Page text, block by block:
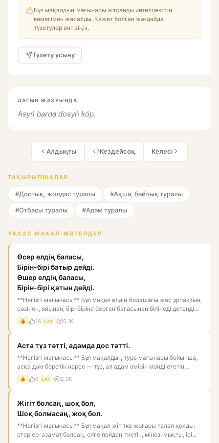
Бұл мақалдың мағынасы жасанды интеллекттің
көмегімен жасалды. Қажет болған жағдайда
түзетулер енгізіңіз.
Түзету ұсыну
ЛАТЫН ЖАЗУЫНДА
Asyń barda dosyń kóp.
Алдыңғы Кездейсоқ Келесі
ТАҚЫРЫПШАЛАР
#Достық, жолдас туралы #Ақша, байлық туралы
#Отбасы туралы #Адам туралы
ҰҚСАС МАҚАЛ-МӘТЕЛДЕР
Өсер елдің баласы,
Бірін-бірі батыр дейді.
Өшер елдің баласы,
Бірін-бірі қатын дейді.
**Негізгі мағынасы** Бұл мақал елдің болашағы жас ұрпақтың
сөзінен, ойынан, бір-біріне берген бағасынан білінеді дегенді...
18 LAT 5.1K
Аста тұз тәтті, адамда дос тәтті.
**Негізгі мағынасы** Бұл мақалдың тура мағынасы бойынша,
асқа дәм беретін нәрсе — тұз, ал адам өмірін мәнді ететін
нәрс...
6 LAT 2.3K
Жігіт болсаң, шоқ бол,
Шоқ болмасаң, жоқ бол.
**Негізгі мағынасы** Бұл мақал жігітке жоғары талап қояды:
егер ер-азамат болсаң, елге пайдаң тиетін, мінезі мықты, ісі...